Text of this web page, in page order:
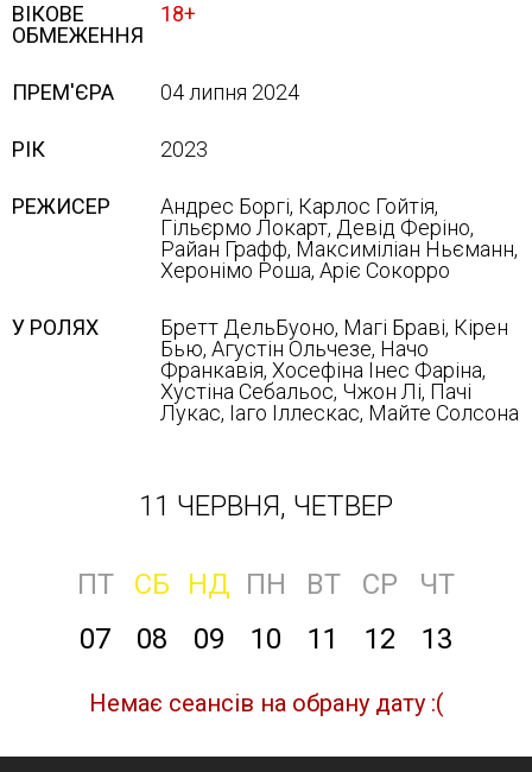
ВІКОВЕ
ОБМЕЖЕННЯ
18+
ПРЕМ'ЄРА 04 липня 2024
РІК 2023
РЕЖИСЕР
Андрес Боргі, Карлос Гойтія,
Гільєрмо Локарт, Девід Феріно,
Райан Графф, Максиміліан Ньєманн,
Херонімо Роша, Аріє Сокорро
У РОЛЯХ
Бретт ДельБуоно, Магі Браві, Кірен
Бью, Агустін Ольчезе, Начо
Франкавія, Хосефіна Інес Фаріна,
Хустіна Себальос, Чжон Лі, Пачі
Лукас, Іаго Іллескас, Майте Солсона
11 ЧЕРВНЯ, ЧЕТВЕР
ПТ СБ НД ПН ВТ СР
ЧТ
07
08 09 10 11 12 13
Немає сеансів на обрану дату :(